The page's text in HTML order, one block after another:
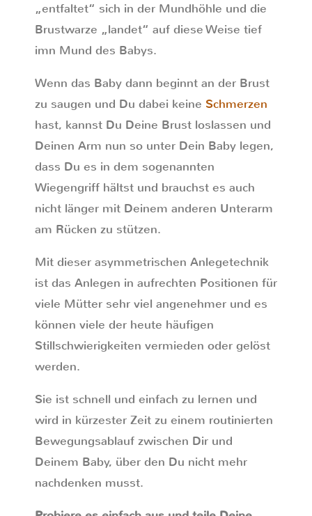
„entfaltet“ sich in der Mundhöhle und die
Brustwarze „landet“ auf diese Weise tief
imn Mund des Babys.
Wenn das Baby dann beginnt an der Brust
zu saugen und Du dabei keine Schmerzen
hast, kannst Du Deine Brust loslassen und
Deinen Arm nun so unter Dein Baby legen,
dass Du es in dem sogenannten
Wiegengriff hältst und brauchst es auch
nicht länger mit Deinem anderen Unterarm
am Rücken zu stützen.
Mit dieser asymmetrischen Anlegetechnik
ist das Anlegen in aufrechten Positionen für
viele Mütter sehr viel angenehmer und es
können viele der heute häufigen
Stillschwierigkeiten vermieden oder gelöst
werden.
Sie ist schnell und einfach zu lernen und
wird in kürzester Zeit zu einem routinierten
Bewegungsablauf zwischen Dir und
Deinem Baby, über den Du nicht mehr
nachdenken musst.